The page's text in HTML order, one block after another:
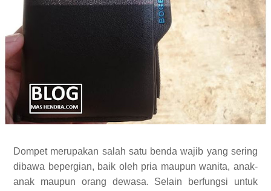
Dompet merupakan salah satu benda wajib yang sering
dibawa bepergian, baik oleh pria maupun wanita, anak-
anak maupun orang dewasa. Selain berfungsi untuk